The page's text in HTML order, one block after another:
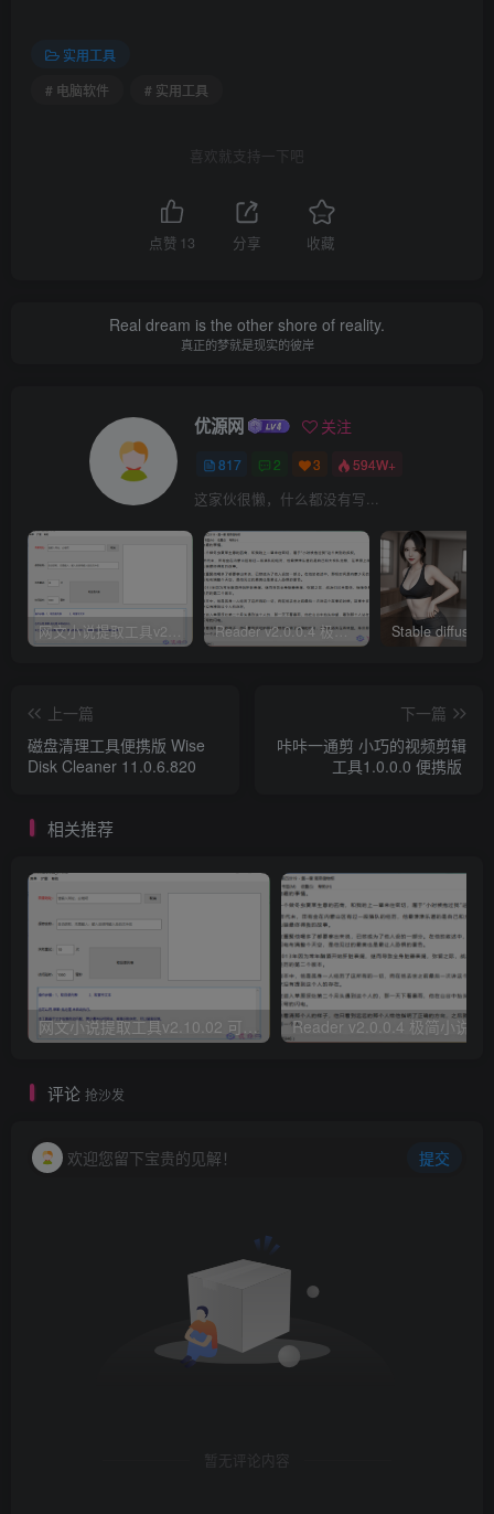
实用工具
# 电脑软件
# 实用工具
喜欢就支持一下吧
点赞 13 分享 收藏
Real dream is the other shore of reality.
真正的梦就是现实的彼岸
优源网 关注
817 2 3 594W+
这家伙很懒，什么都没有写...
Reader v2.0.0.4 极简小说阅读器支持导入在线及离线书源
上一篇
磁盘清理工具便携版 Wise
Disk Cleaner 11.0.6.820
下一篇
咔咔一通剪 小巧的视频剪辑
工具1.0.0.0 便携版
相关推荐
评论 抢沙发
欢迎您留下宝贵的见解！ 提交
暂无评论内容